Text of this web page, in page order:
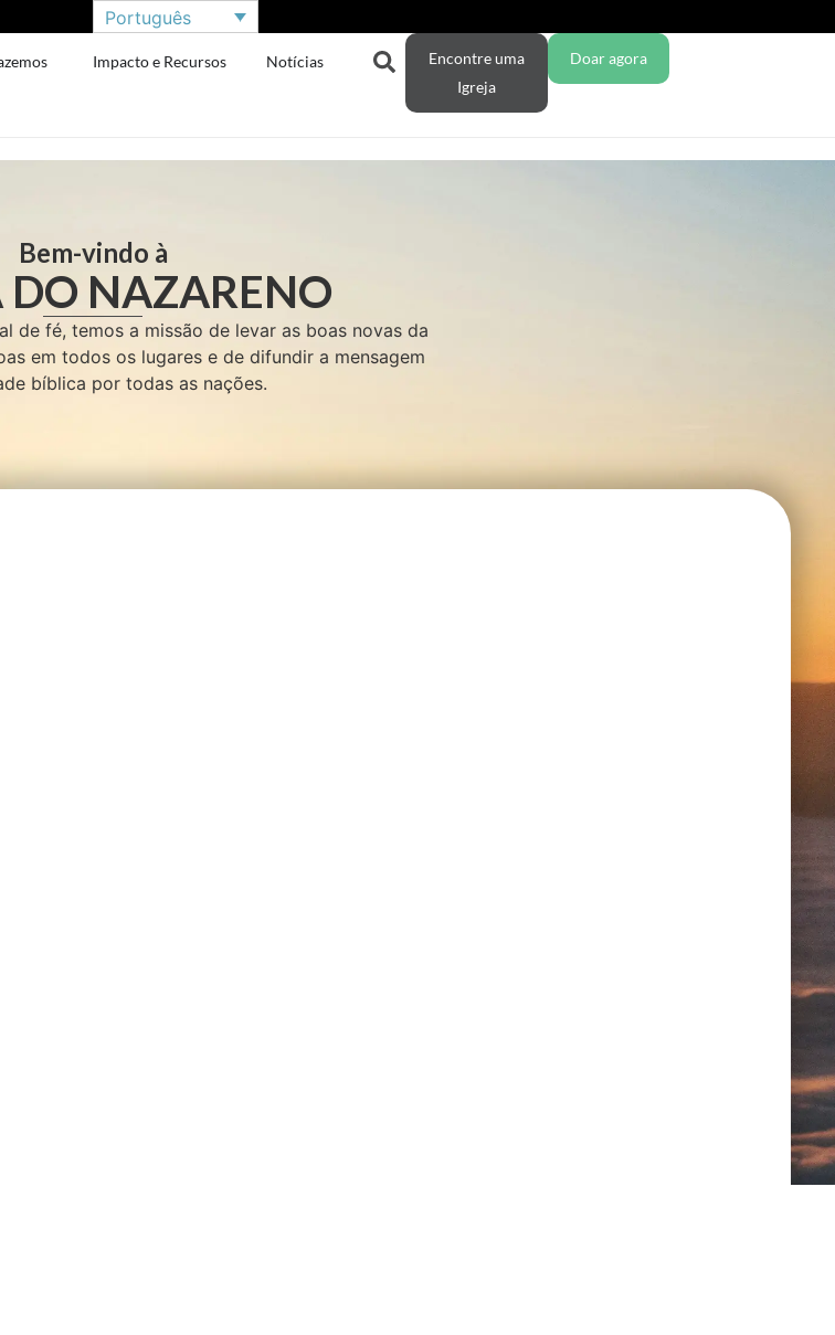
Português
Impacto e Recursos Notícias
Encontre uma
Igreja
Doar agora
Bem-vindo à
DO NAZARENO
de fé, temos a missão de levar as boas novas da
em todos os lugares e de difundir a mensagem
bíblica por todas as nações.